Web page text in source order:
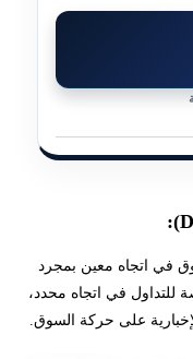
في اتجاه معين بمجرد
للتداول في اتجاه محدد،
على حركة السوق.